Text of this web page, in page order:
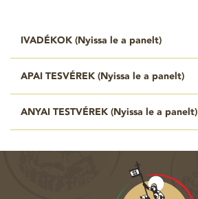
IVADÉKOK ( Nyissa le a panelt)
APAI TESVÉREK ( Nyissa le a panelt)
ANYAI TESTVÉREK ( Nyissa le a panelt)